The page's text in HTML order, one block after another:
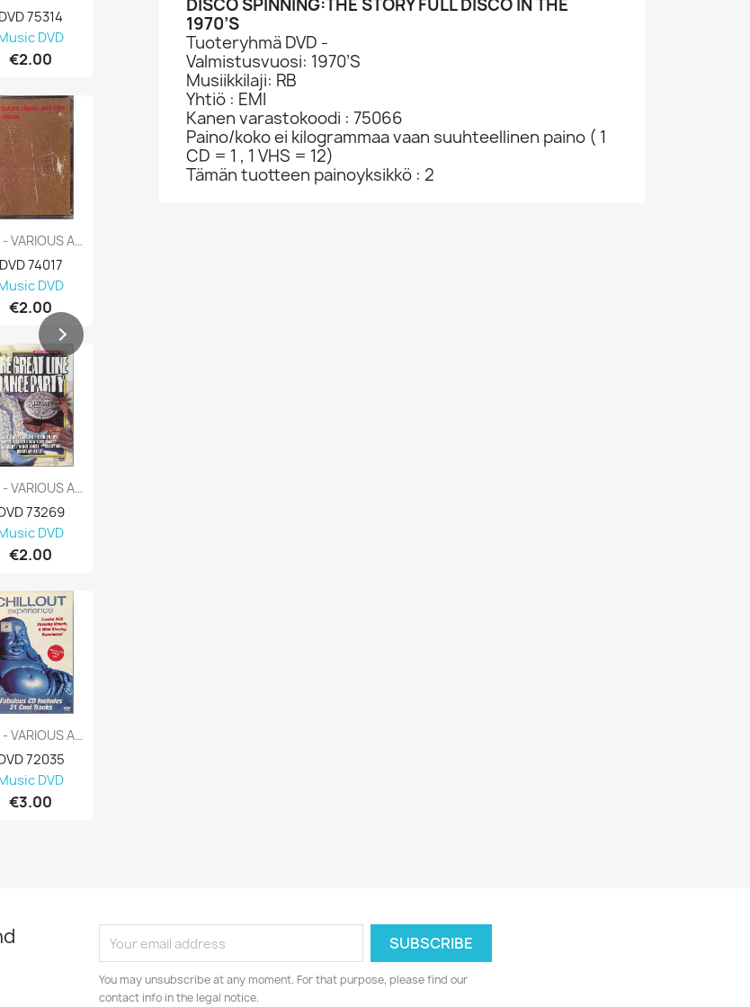
DVD 75314
DVD
€2.00
DVD - VARIOUS ARTISTS : FUTURE CLASSIC...
DVD 74017
DVD
€2.00
DVD - VARIOUS ARTISTS : GREAT LINE DANCE...
73269
DVD
€2.00
DVD - VARIOUS ARTISTS : CHILLOUT...
72035
DVD
€3.00
DVD 74262
Music DVD
€3.00
DISCO SPINNING:THE STORY FULL DISCO IN THE
1970’S
Tuoteryhmä DVD -
Valmistusvuosi: 1970’S
Musiikkilaji: RB
Yhtiö : EMI
Kanen varastokoodi : 75066
Paino/koko ei kilogrammaa vaan suuhteellinen paino ( 1
CD = 1 , 1 VHS = 12)
Tämän tuotteen painoyksikkö : 2
You may unsubscribe at any moment. For that purpose, please find our
contact info in the legal notice.